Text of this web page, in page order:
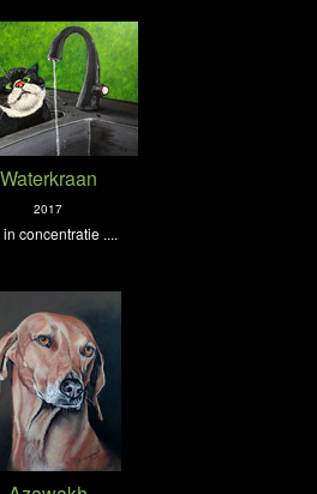
Waterkraan
2017
in concentratie ....